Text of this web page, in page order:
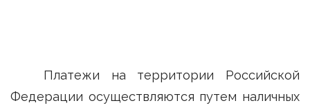
Платежи на территории Российской
Федерации осуществляются путем наличных